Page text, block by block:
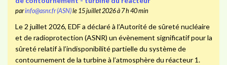
parinfo@asnr.fr (ASN)le 15 juillet 2026 à 7 h 40 min
Le 2 juillet 2026, EDF a déclaré à l’Autorité de sûreté nucléaire
et de radioprotection (ASNR) un évènement significatif pour la
sûreté relatif à l’indisponibilité partielle du système de
contournement de la turbine à l’atmosphère du réacteur 1.